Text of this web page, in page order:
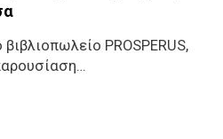
PROSPERUS,